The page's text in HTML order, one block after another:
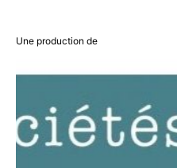
Une production de